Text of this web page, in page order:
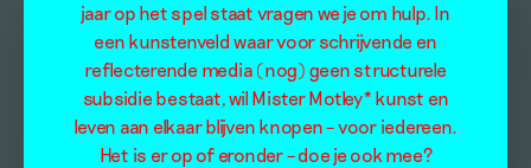
jaar op het spel staat vragen we je om hulp. In
een kunstenveld waar voor schrijvende en
reflecterende media (nog) geen structurele
subsidie bestaat, wil Mister Motley* kunst en
leven aan elkaar blijven knopen – voor iedereen.
Het is er op of eronder – doe je ook mee?